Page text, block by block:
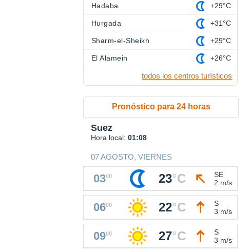
Hadaba +29°C
Hurgada +31°C
Sharm-el-Sheikh +29°C
El Alamein +26°C
todos los centros turísticos
Pronóstico para 24 horas
Suez
Hora local: 01:08
07 AGOSTO, VIERNES
0300 23°C
SE
2 m/s
0600 22°C
S
3 m/s
0900 27°C
S
3 m/s